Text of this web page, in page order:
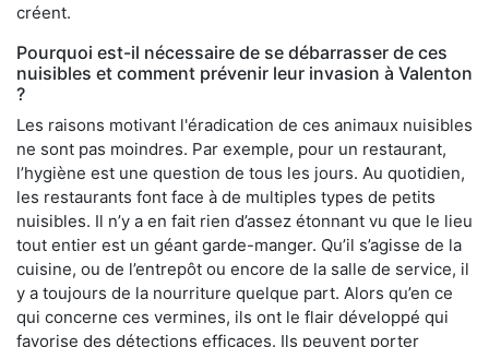
créent.
Pourquoi est-il nécessaire de se débarrasser de ces
nuisibles et comment prévenir leur invasion à Valenton
?
Les raisons motivant l'éradication de ces animaux nuisibles
ne sont pas moindres. Par exemple, pour un restaurant,
l’hygiène est une question de tous les jours. Au quotidien,
les restaurants font face à de multiples types de petits
nuisibles. Il n’y a en fait rien d’assez étonnant vu que le lieu
tout entier est un géant garde-manger. Qu’il s’agisse de la
cuisine, ou de l’entrepôt ou encore de la salle de service, il
y a toujours de la nourriture quelque part. Alors qu’en ce
qui concerne ces vermines, ils ont le flair développé qui
favorise des détections efficaces. Ils peuvent porter